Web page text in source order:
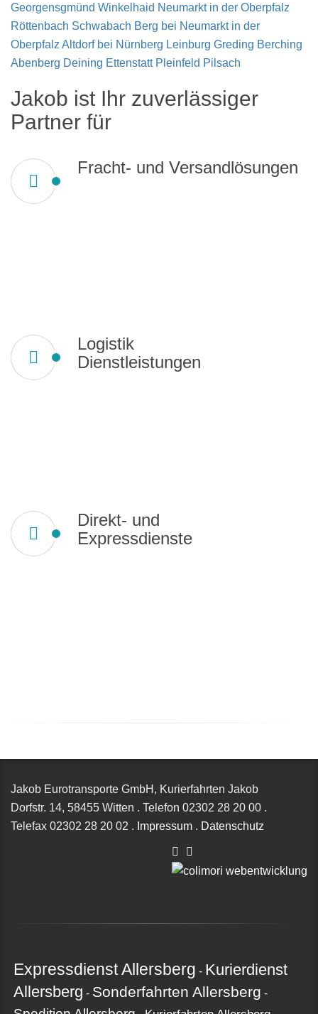
Georgensgmünd Winkelhaid Neumarkt in der Oberpfalz
Röttenbach Schwabach Berg bei Neumarkt in der
Oberpfalz Altdorf bei Nürnberg Leinburg Greding Berching
Abenberg Deining Ettenstatt Pleinfeld Pilsach
Jakob ist Ihr zuverlässiger
Partner für
Fracht- und Versandlösungen
Logistik
Dienstleistungen
Direkt- und
Expressdienste
Jakob Eurotransporte GmbH, Kurierfahrten Jakob
Dorfstr. 14, 58455 Witten . Telefon 02302 28 20 00 .
Telefax 02302 28 20 02 . Impressum . Datenschutz
Expressdienst Allersberg - Kurierdienst
Allersberg - Sonderfahrten Allersberg -